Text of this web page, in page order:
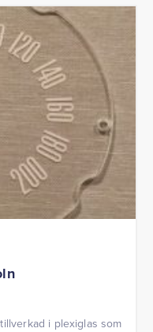
i plexiglas som